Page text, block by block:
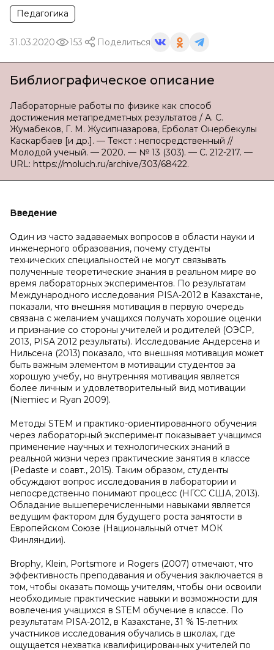
Педагогика
31.03.2020 153 Поделиться
Библиографическое описание
Лабораторные работы по физике как способ
достижения метапредметных результатов / А. С.
Жумабеков, Г. М. Жусипназарова, Ерболат Онербекулы
Каскарбаев [и др.]. — Текст : непосредственный //
Молодой ученый. — 2020. — № 13 (303). — С. 212-217. —
URL: https://moluch.ru/archive/303/68422.
Введение
Один из часто задаваемых вопросов в области науки и
инженерного образования, почему студенты
технических специальностей не могут связывать
полученные теоретические знания в реальном мире во
время лабораторных экспериментов. По результатам
Международного исследования PISA-2012 в Казахстане,
показали, что внешняя мотивация в первую очередь
связана с желанием учащихся получать хорошие оценки
и признание со стороны учителей и родителей (ОЭСР,
2013, PISA 2012 результаты). Исследование Андерсена и
Нильсена (2013) показало, что внешняя мотивация может
быть важным элементом в мотивации студентов за
хорошую учебу, но внутренняя мотивация является
более личным и удовлетворительный вид мотивации
(Niemiec и Ryan 2009).
Методы STEM и практико-ориентированного обучения
через лабораторный эксперимент показывает учащимся
применение научных и технологических знаний в
реальной жизни через практические занятия в классе
(Pedaste и соавт., 2015). Таким образом, студенты
обсуждают вопрос исследования в лаборатории и
непосредственно понимают процесс (НГСС США, 2013).
Обладание вышеперечисленными навыками является
ведущим фактором для будущего роста занятости в
Европейском Союзе (Национальный отчет МОК
Финляндии).
Brophy, Klein, Portsmore и Rogers (2007) отмечают, что
эффективность преподавания и обучения заключается в
том, чтобы оказать помощь учителям, чтобы они освоили
необходимые практические навыки и возможности для
вовлечения учащихся в STEM обучение в классе. По
результатам PISA-2012, в Казахстане, 31 % 15-летних
участников исследования обучались в школах, где
ощущается нехватка квалифицированных учителей по